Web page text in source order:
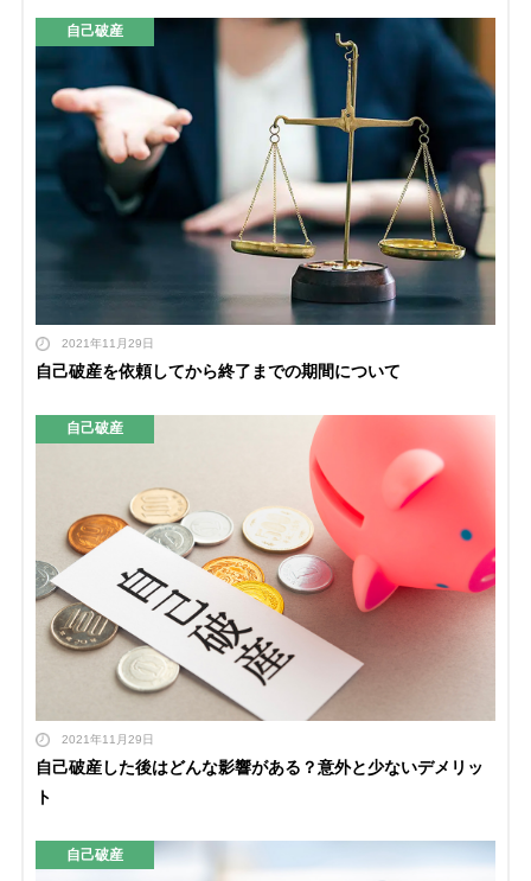
自己破産
2021年11月29日
自己破産を依頼してから終了までの期間について
自己破産
2021年11月29日
自己破産した後はどんな影響がある？意外と少ないデメリッ
ト
自己破産